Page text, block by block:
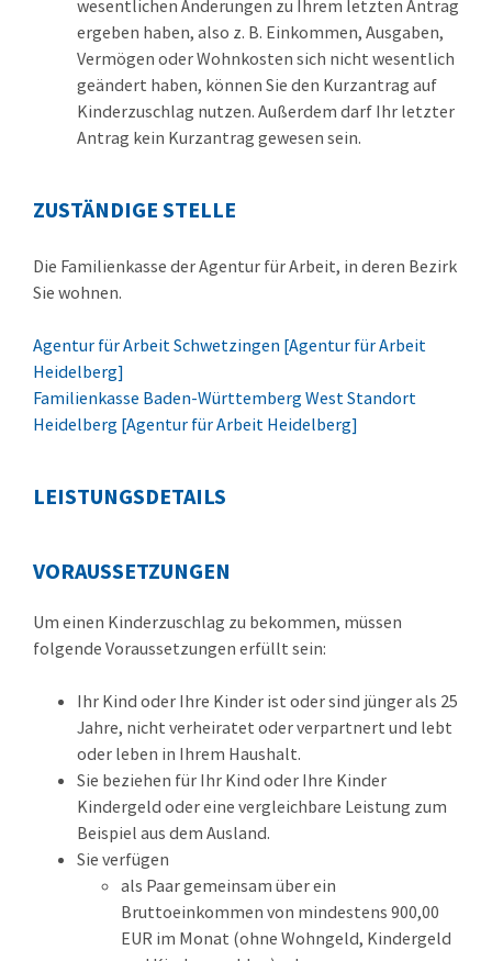
wesentlichen Änderungen zu Ihrem letzten Antrag
ergeben haben, also z. B. Einkommen, Ausgaben,
Vermögen oder Wohnkosten sich nicht wesentlich
geändert haben, können Sie den Kurzantrag auf
Kinderzuschlag nutzen. Außerdem darf Ihr letzter
Antrag kein Kurzantrag gewesen sein.
ZUSTÄNDIGE STELLE
Die Familienkasse der Agentur für Arbeit, in deren Bezirk
Sie wohnen.
Agentur für Arbeit Schwetzingen [Agentur für Arbeit
Heidelberg]
Familienkasse Baden-Württemberg West Standort
Heidelberg [Agentur für Arbeit Heidelberg]
LEISTUNGSDETAILS
VORAUSSETZUNGEN
Um einen Kinderzuschlag zu bekommen, müssen
folgende Voraussetzungen erfüllt sein:
Ihr Kind oder Ihre Kinder ist oder sind jünger als 25
Jahre, nicht verheiratet oder verpartnert und lebt
oder leben in Ihrem Haushalt.
Sie beziehen für Ihr Kind oder Ihre Kinder
Kindergeld oder eine vergleichbare Leistung zum
Beispiel aus dem Ausland.
Sie verfügen
als Paar gemeinsam über ein
Bruttoeinkommen von mindestens 900,00
EUR im Monat (ohne Wohngeld, Kindergeld